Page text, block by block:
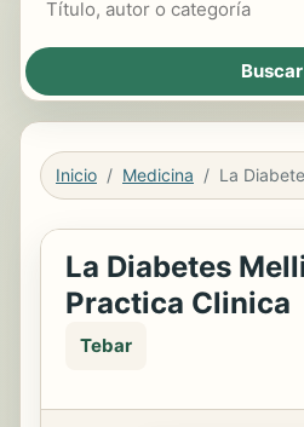
Inicio Medicina
La Diabetes
Practica Clinica
Tebar